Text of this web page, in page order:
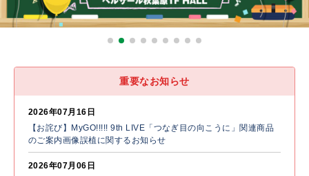
重要なお知らせ
2026年07月16日
【お詫び】MyGO!!!!! 9th LIVE「つなぎ目の向こうに」関連商品
のご案内画像誤植に関するお知らせ
2026年07月06日